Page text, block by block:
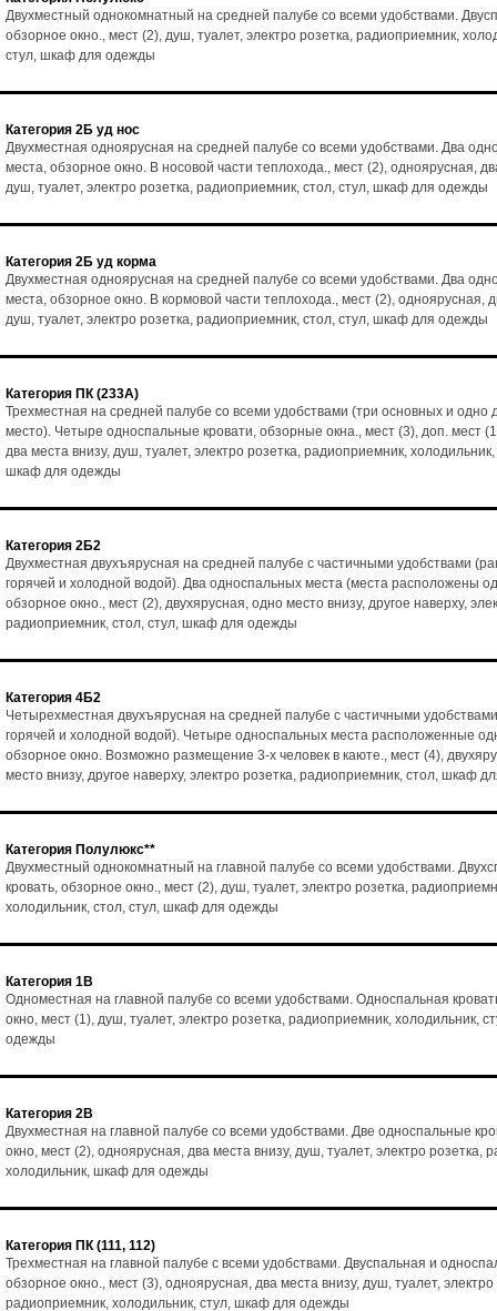
Двухместный однокомнатный на средней палубе со всеми удобствами.
обзорное окно., мест (2), душ, туалет, электро розетка, радиоприемник,
стул, шкаф для одежды
Категория 2Б уд нос
Двухместная одноярусная на средней палубе со всеми удобствами. Два
места, обзорное окно. В носовой части теплохода., мест (2), одноярусная,
душ, туалет, электро розетка, радиоприемник, стол, стул, шкаф для одежды
Категория 2Б уд корма
Двухместная одноярусная на средней палубе со всеми удобствами. Два
места, обзорное окно. В кормовой части теплохода., мест (2), одноярусная,
душ, туалет, электро розетка, радиоприемник, стол, стул, шкаф для одежды
Категория ПК (233А)
Трехместная на средней палубе со всеми удобствами (три основных и одно
место). Четыре односпальные кровати, обзорные окна., мест (3), доп. мест
два места внизу, душ, туалет, электро розетка, радиоприемник, холодильник,
шкаф для одежды
Категория 2Б2
Двухместная двухъярусная на средней палубе с частичными удобствами
горячей и холодной водой). Два односпальных места (места расположены
обзорное окно., мест (2), двухярусная, одно место внизу, другое наверху,
радиоприемник, стол, стул, шкаф для одежды
Категория 4Б2
Четырехместная двухъярусная на средней палубе с частичными
горячей и холодной водой). Четыре односпальных места расположенные
обзорное окно. Возможно размещение 3-х человек в каюте., мест (4),
место внизу, другое наверху, электро розетка, радиоприемник, стол, шкаф
Категория Полулюкс**
Двухместный однокомнатный на главной палубе со всеми удобствами.
кровать, обзорное окно., мест (2), душ, туалет, электро розетка,
холодильник, стол, стул, шкаф для одежды
Категория 1В
Одноместная на главной палубе со всеми удобствами. Односпальная
окно, мест (1), душ, туалет, электро розетка, радиоприемник, холодильник,
одежды
Категория 2В
Двухместная на главной палубе со всеми удобствами. Две односпальные
окно, мест (2), одноярусная, два места внизу, душ, туалет, электро розетка,
холодильник, шкаф для одежды
Категория ПК (111, 112)
Трехместная на главной палубе с всеми удобствами. Двуспальная и
обзорное окно., мест (3), одноярусная, два места внизу, душ, туалет, электро
радиоприемник, холодильник, стул, шкаф для одежды